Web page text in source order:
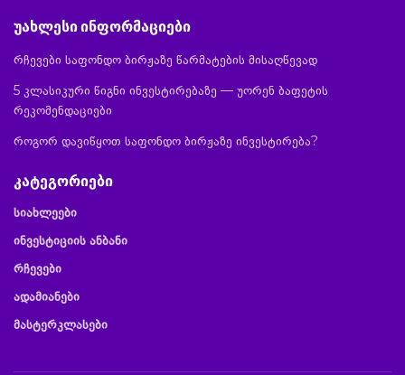
უახლესი ინფორმაციები
რჩევები საფონდო ბირჟაზე წარმატების მისაღწევად
5 კლასიკური წიგნი ინვესტირებაზე — უორენ ბაფეტის
რეკომენდაციები
როგორ დავიწყოთ საფონდო ბირჟაზე ინვესტირება?
კატეგორიები
სიახლეები
ინვესტიციის ანბანი
რჩევები
ადამიანები
მასტერკლასები